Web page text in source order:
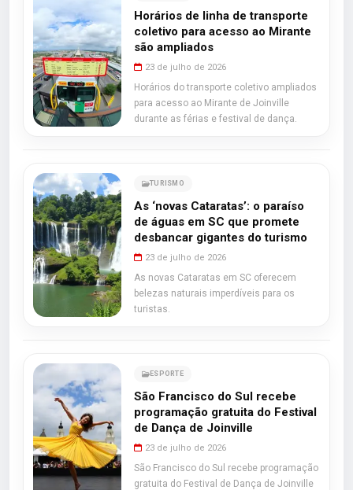
Horários de linha de transporte
coletivo para acesso ao Mirante
são ampliados
23 de julho de 2026
Horários do transporte coletivo ampliados
para acesso ao Mirante de Joinville
durante as férias e festival de dança.
TURISMO
As ‘novas Cataratas’: o paraíso
de águas em SC que promete
desbancar gigantes do turismo
23 de julho de 2026
As novas Cataratas em SC oferecem
belezas naturais imperdíveis para os
turistas.
ESPORTE
São Francisco do Sul recebe
programação gratuita do Festival
de Dança de Joinville
23 de julho de 2026
São Francisco do Sul recebe programação
gratuita do Festival de Dança de Joinville